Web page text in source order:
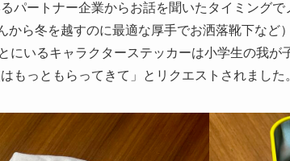
パートナー企業からお話を聞いたタイミング
から冬を越すのに最適な厚手でお洒落靴下など）
にいるキャラクターステッカーは小学生の我が
もっともらってきて」とリクエストされました